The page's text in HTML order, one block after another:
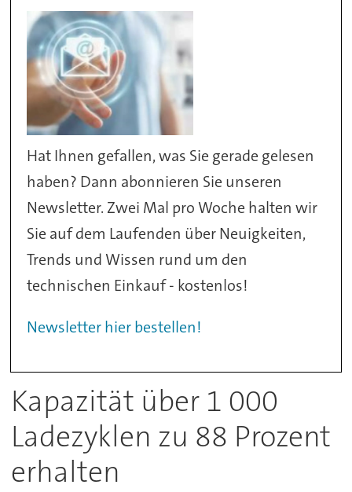
Hat Ihnen gefallen, was Sie gerade gelesen
haben? Dann abonnieren Sie unseren
Newsletter. Zwei Mal pro Woche halten wir
Sie auf dem Laufenden über Neuigkeiten,
Trends und Wissen rund um den
technischen Einkauf - kostenlos!
Newsletter hier bestellen!
Kapazität über 1 000
Ladezyklen zu 88 Prozent
erhalten